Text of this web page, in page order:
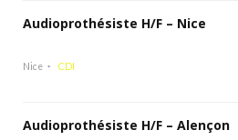
Audioprothésiste H/F – Nice
Nice CDI
Audioprothésiste H/F – Alençon